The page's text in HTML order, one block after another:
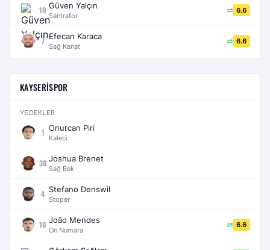
10 Güven Yalçın
Santrafor
6.6
7 Efecan Karaca
Sağ Kanat
6.6
KAYSERISPOR
YEDEKLER
1 Onurcan Piri
Kaleci
30 Joshua Brenet
Sağ Bek
4 Stefano Denswil
Stoper
10 João Mendes
On Numara
6.6